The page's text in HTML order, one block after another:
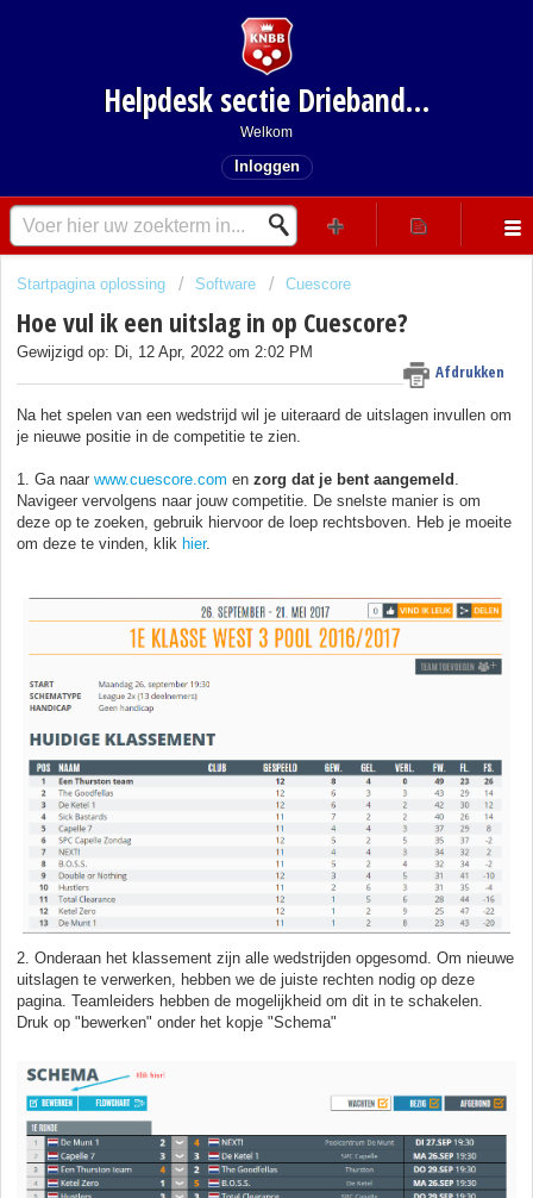
Helpdesk sectie Driebanden
Welkom
Inloggen
Startpagina oplossing Software Cuescore
Hoe vul ik een uitslag in op Cuescore?
Afdrukken
Gewijzigd op: Di, 12 Apr, 2022 om 2:02 PM
Na het spelen van een wedstrijd wil je uiteraard de uitslagen invullen om
je nieuwe positie in de competitie te zien.
1. Ga naar www.cuescore.com en zorg dat je bent aangemeld
Navigeer vervolgens naar jouw competitie. De snelste manier is om
deze op te zoeken, gebruik hiervoor de loep rechtsboven. Heb je moeite
om deze te vinden, klik hier.
2. Onderaan het klassement zijn alle wedstrijden opgesomd. Om nieuwe
uitslagen te verwerken, hebben we de juiste rechten nodig op deze
pagina. Teamleiders hebben de mogelijkheid om dit in te schakelen.
Druk op "bewerken" onder het kopje "Schema"